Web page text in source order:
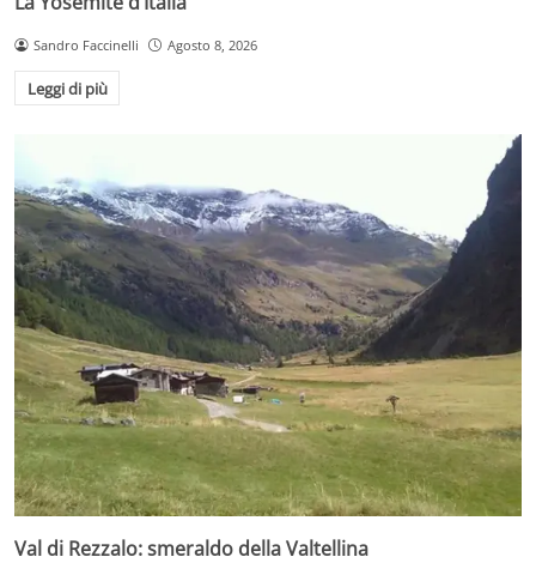
Sandro Faccinelli Agosto 8, 2026
Leggi di più
Val di Rezzalo: smeraldo della Valtellina